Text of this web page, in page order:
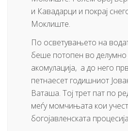
и Кавадарци и покрај
Моклиште.
По осветувањето на
беше потопен во делумно
акомулација, а до него
петнаесет годишниот
Ваташа. Тој трет пат по
меѓу момчињата кои
богојавленската